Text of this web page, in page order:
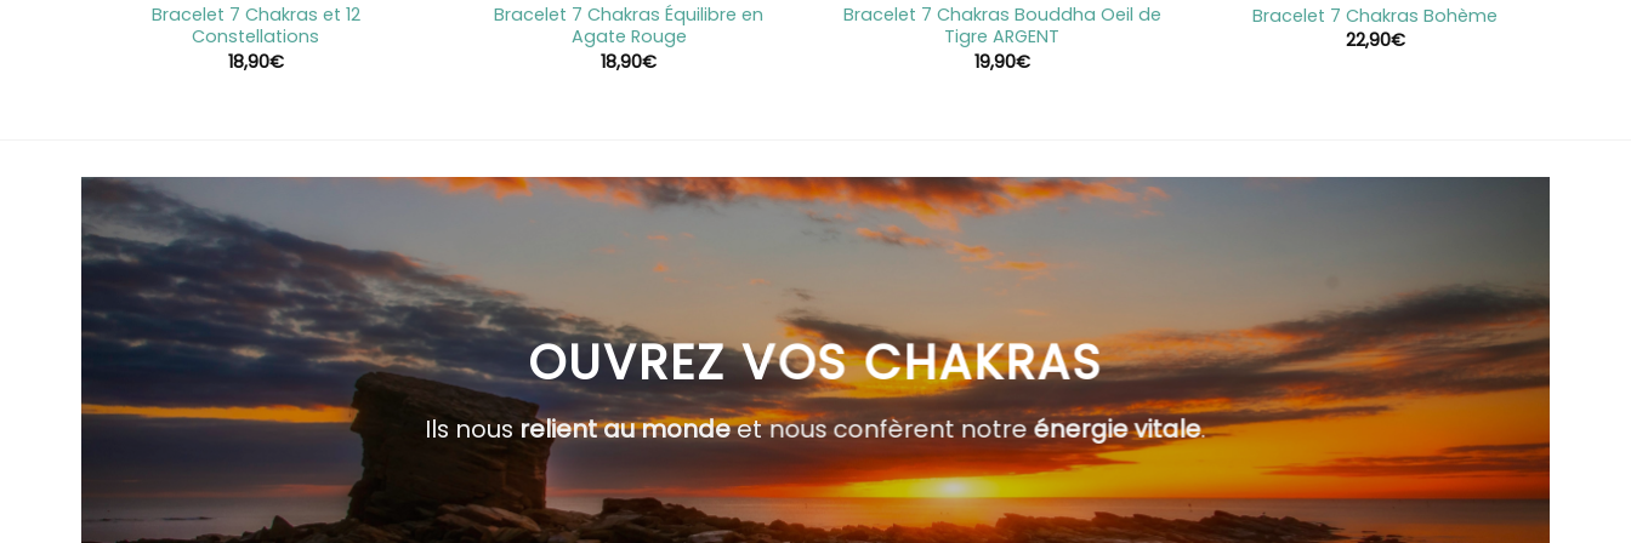
Bracelet 7 Chakras et 12
Constellations
18,90€
Bracelet 7 Chakras Équilibre en
Agate Rouge
18,90€
Bracelet 7 Chakras Bouddha Oeil de
Tigre ARGENT
19,90€
Bracelet 7 Chakras Bohème
22,90€
OUVREZ VOS CHAKRAS
Ils nousrelient au mondeet nous confèrent notreénergie vitale.